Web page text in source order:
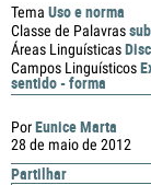
PorEunice Marta
28 de maio de 2012
Partilhar
Tema Uso e norma
Classe de Palavras
Áreas Linguísticas
Campos Linguísticos
sentido - forma